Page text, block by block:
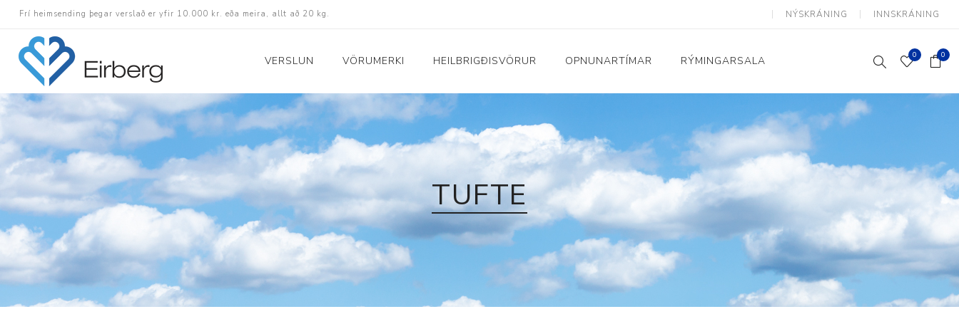
Frí heimsending þegar verslað er yfir 10.000 kr. eða meira, allt að 20 kg. NÝSKRÁNING INNSKRÁNING
VERSLUN
Skór
Götuskór
Hlaupaskór
Utanvega- og gönguskór
Barnaskór
Eldri skór á afslætti
Fatnaður
Sokkar
Yfirhafnir
Raftæki
Dagljós og vekjaraklukkur
Hár og snyrting
Hljómtæki
Ilmgjafar
Nudd- og hitatæki
Raka- og lofthreinsitæki
Heimili og skrifstofa
Baðherbergi
Eldhús
Lyftihægindastólar
Stólar og vinnuvernd
Athafnir daglegs lífs
VÖRUMERKI HEILBRIGÐISVÖRUR OPNUNARTÍMAR RÝMINGARSALA 0 0
TUFTE